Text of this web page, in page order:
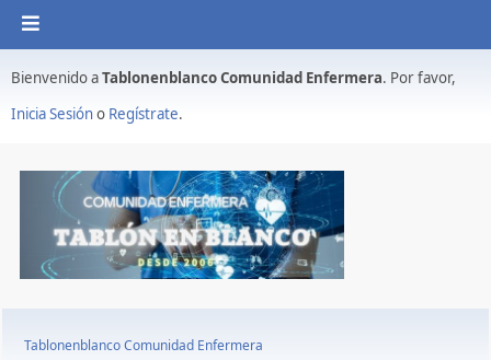
Bienvenido aTablonenblanco Comunidad Enfermera. Por favor,
Inicia Sesióno Regístrate.
Tablonenblanco Comunidad Enfermera